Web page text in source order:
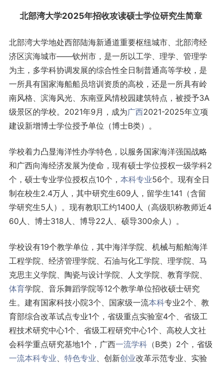
北部湾大学2025年招收攻读硕士学位研究生简章
北部湾大学地处西部陆海新通道重要枢纽城市、北部湾经
济区滨海城市——钦州市，是一所以工学、理学、管理学
为主，多学科协调发展的综合性全日制普通高等学校，是
一所具有国家海船船员培训资质的高校，还是一所具有岭
南风格、滨海风光、东南亚风情校园建筑特点，被授予3A
级景区的学校。2021年9月，成为广西2021-2025年立项
建设新增博士学位授予单位（博士B类）。
学校着力凸显海洋性办学特色，以服务国家海洋强国战略
和广西向海经济发展为使命，现有硕士学位授权一级学科2
个，硕士专业学位授权点10个， 本科专业56个。现有全日
制在校生2.4万人，其中研究生609人，留学生141（含留
学研究生5人）。现有教职工约1400人（高级职称教师近4
60人、博士318人、博导22人、硕导300余人）。
学校设有19个教学单位，其中海洋学院、机械与船舶海洋
工程学院、经济管理学院、石油与化工学院、理学院、马
克思主义学院、陶瓷与设计学院、人文学院、教育学院、
体育学院、音乐舞蹈学院等12个教学单位招收硕士研究
生。建有国家科技小院3个、国家级一流本科专业2个、教
育部综合改革试点专业1个，省级重点实验室4个、省级工
程技术研究中心1个、省级工程研究中心1个、高校人文社
会科学重点研究基地1个，广西一流学科（B类）2个，省级
一流本科专业
特色专业 、创新创业改革示范专业、实验